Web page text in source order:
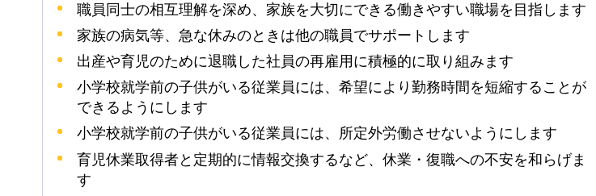
職員同士の相互理解を深め、家族を大切にできる働きやすい職場を目指します
家族の病気等、急な休みのときは他の職員でサポートします
出産や育児のために退職した社員の再雇用に積極的に取り組みます
小学校就学前の子供がいる従業員には、希望により勤務時間を短縮することが
できるようにします
小学校就学前の子供がいる従業員には、所定外労働させないようにします
育児休業取得者と定期的に情報交換するなど、休業・復職への不安を和らげま
す